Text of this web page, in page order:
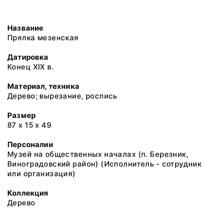
Название
Прялка мезенская
Датировка
Конец XIX в.
Материал, техника
Дерево; вырезание, роспись
Размер
87 х 15 х 49
Персоналии
Музей на общественных началах (п. Березник,
Виноградовский район) (Исполнитель - сотрудник
или организация)
Коллекция
Дерево